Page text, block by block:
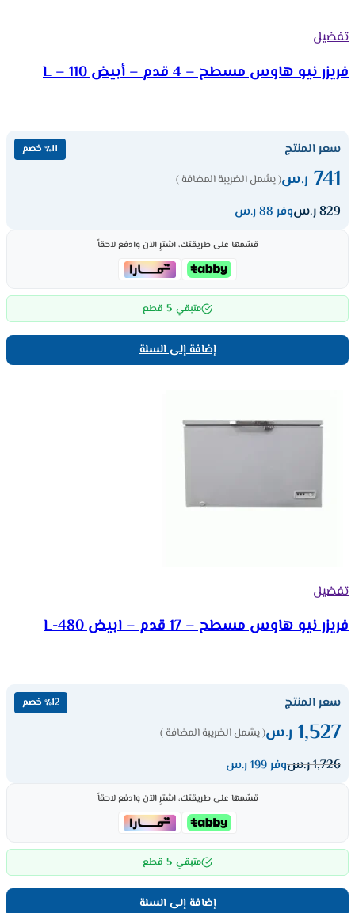
تفضيل
فريزر نيو هاوس مسطح – 4 قدم – أبيض 110 – L
سعر المنتج ٪11 خصم
741 ر.س( يشمل الضريبة المضافة )
829ر.سوفر 88 ر.س
قسّمها على طريقتك، اشترِ الآن وادفع لاحقاً
متبقي 5 قطع
إضافة إلى السلة
تفضيل
فريزر نيو هاوس مسطح – 17 قدم – ابيض 480-L
سعر المنتج ٪12 خصم
1,527 ر.س( يشمل الضريبة المضافة )
1,726ر.سوفر 199 ر.س
قسّمها على طريقتك، اشترِ الآن وادفع لاحقاً
متبقي 5 قطع
إضافة إلى السلة